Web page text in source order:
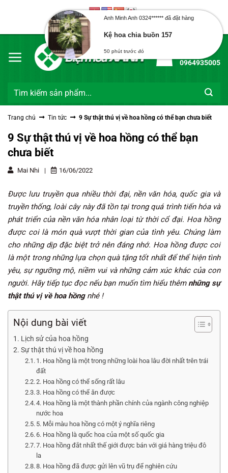
Chào mừng bạn đến với Điện Hoa Xanh
0964935005
Tìm
Trang chủ Tin tức 9 Sự thật thú vị về hoa hồng có thể bạn chưa biết
9 Sự thật thú vị về hoa hồng có thể bạn
chưa biết
Mai Nhi | 16/06/2022
Được lưu truyền qua nhiều thời đại, nền văn hóa, quốc gia và
truyền thống, loài cây này đã tồn tại trong quá trình tiến hóa và
phát triển của nền văn hóa nhân loại từ thời cổ đại. Hoa hồng
được coi là món quà vượt thời gian của tình yêu. Chúng làm
cho những dịp đặc biệt trở nên đáng nhớ. Hoa hồng được coi
là một trong những lựa chọn quà tặng tốt nhất để thể hiện tình
yêu, sự ngưỡng mộ, niềm vui và những cảm xúc khác của con
người. Hãy tiếp tục đọc nếu bạn muốn tìm hiểu thêm những sự
thật thú vị về hoa hồngnhé !
Nội dung bài viết
Lịch sử của hoa hồng
Sự thật thú vị về hoa hồng
1. Hoa hồng là một trong những loài hoa lâu đời nhất trên trái
đất
2. Hoa hồng có thể sống rất lâu
3. Hoa hồng có thể ăn được
4. Hoa hồng là một thành phần chính của ngành công nghiệp
nước hoa
5. Mỗi màu hoa hồng có một ý nghĩa riêng
6. Hoa hồng là quốc hoa của một số quốc gia
7. Hoa hồng đắt nhất thế giới được bán với giá hàng triệu đô
la
8. Hoa hồng đã được gửi lên vũ trụ để nghiên cứu
Anh Minh Anh 0324****** đã đặt hàng
Kệ hoa chia buồn 157
50 phút trước đó